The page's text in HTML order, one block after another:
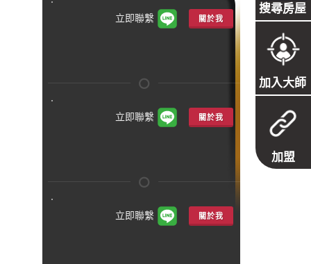
搜尋房屋
加入大師
加盟
關於我
立即聯繫
關於我
立即聯繫
關於我
立即聯繫